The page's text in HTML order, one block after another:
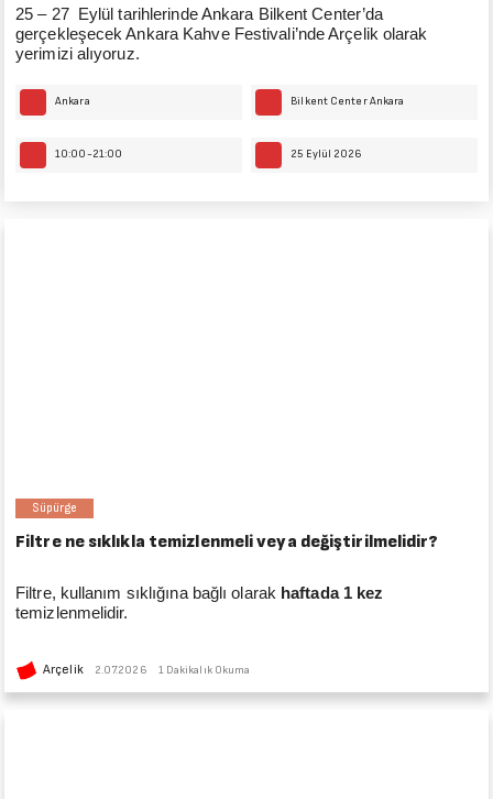
25 – 27 Eylül tarihlerinde Ankara Bilkent Center’da
gerçekleşecek Ankara Kahve Festivali’nde Arçelik olarak
yerimizi alıyoruz.
Ankara Bilkent Center Ankara
10:00-21:00 25 Eylül 2026
Süpürge
Filtre ne sıklıkla temizlenmeli veya değiştirilmelidir?
Filtre, kullanım sıklığına bağlı olarak haftada 1 kez
temizlenmelidir.
Arçelik 2.07.2026 1 Dakikalık Okuma